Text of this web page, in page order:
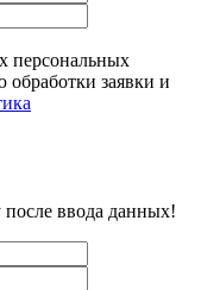
персональных
заявки и
ввода данных!